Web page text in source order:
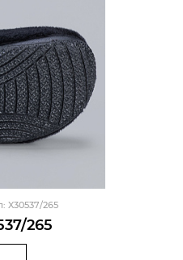
265
X30537/265